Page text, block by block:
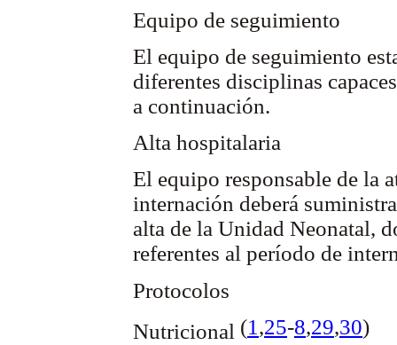
Equipo de seguimiento
El equipo de seguimiento
diferentes disciplinas
a continuación.
Alta hospitalaria
El equipo responsable de la
internación deberá
alta de la Unidad Neonatal,
referentes al período de
Protocolos
Nutricional (1 ,25-8,29,30)